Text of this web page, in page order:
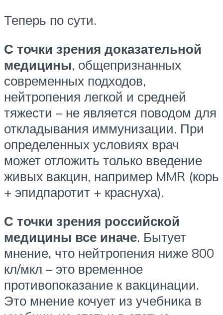
Теперь по сути.
С точки зрения доказательной
медицины, общепризнанных
современных подходов,
нейтропения легкой и средней
тяжести – не является поводом для
откладывания иммунизации. При
определенных условиях врач
может отложить только введение
живых вакцин, например MMR (корь
+ эпидпаротит + краснуха).
С точки зрения российской
медицины все иначе. Бытует
мнение, что нейтропения ниже 800
кл/мкл – это временное
противопоказание к вакцинации.
Это мнение кочует из учебника в